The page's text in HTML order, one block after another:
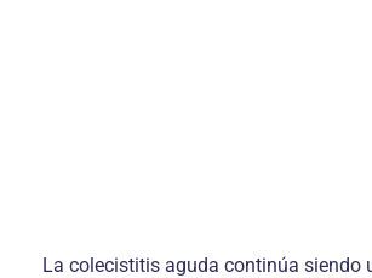
La colecistitis aguda continúa siendo